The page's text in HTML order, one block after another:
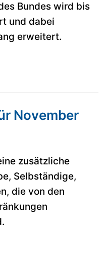
Bundes wird bis
und dabei
erweitert.
November
zusätzliche
Selbständige,
die von den